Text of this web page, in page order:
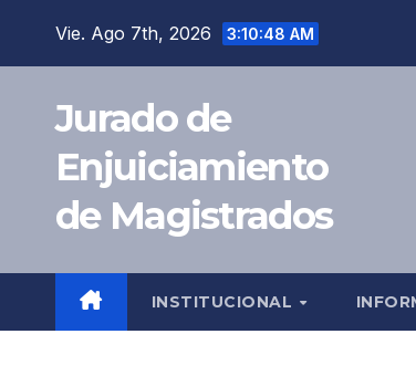
Vie. Ago 7th, 2026 3:10:49 AM
Jurado de
Enjuiciamiento
de Magistrados
INSTITUCIONAL